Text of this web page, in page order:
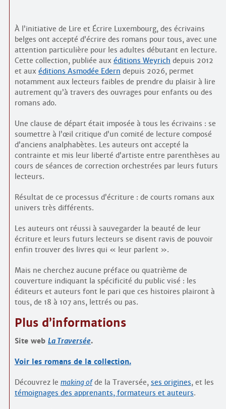
À l’initiative de Lire et Écrire Luxembourg, des écrivains
belges ont accepté d’écrire des romans pour tous, avec une
attention particulière pour les adultes débutant en lecture.
Cette collection, publiée aux éditions Weyrich depuis 2012
et aux éditions Asmodée Edern depuis 2026, permet
notamment aux lecteurs faibles de prendre du plaisir à lire
autrement qu’à travers des ouvrages pour enfants ou des
romans ado.
Une clause de départ était imposée à tous les écrivains : se
soumettre à l’œil critique d’un comité de lecture composé
d’anciens analphabètes. Les auteurs ont accepté la
contrainte et mis leur liberté d’artiste entre parenthèses au
cours de séances de correction orchestrées par leurs futurs
lecteurs.
Résultat de ce processus d’écriture : de courts romans aux
univers très différents.
Les auteurs ont réussi à sauvegarder la beauté de leur
écriture et leurs futurs lecteurs se disent ravis de pouvoir
enfin trouver des livres qui « leur parlent ».
Mais ne cherchez aucune préface ou quatrième de
couverture indiquant la spécificité du public visé : les
éditeurs et auteurs font le pari que ces histoires plairont à
tous, de 18 à 107 ans, lettrés ou pas.
Plus d’informations
Site web La Traversée.
Voir les romans de la collection.
Découvrez le making ofde la Traversée, ses origines, et les
témoignages des apprenants, formateurs et auteurs.